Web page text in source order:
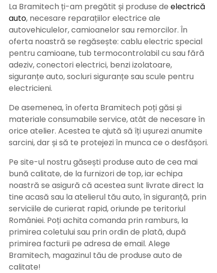
La Bramitech ți-am pregătit și produse de electrică
auto, necesare reparațiilor electrice ale
autovehiculelor, camioanelor sau remorcilor. În
oferta noastră se regăsește: cablu electric special
pentru camioane, tub termocontrolabil cu sau fără
adeziv, conectori electrici, benzi izolatoare,
siguranțe auto, socluri siguranțe sau scule pentru
electricieni.
De asemenea, în oferta Bramitech poți găsi și
materiale consumabile service, atât de necesare în
orice atelier. Acestea te ajută să îți ușurezi anumite
sarcini, dar și să te protejezi în munca ce o desfășori.
Pe site-ul nostru găsești produse auto de cea mai
bună calitate, de la furnizori de top, iar echipa
noastră se asigură că acestea sunt livrate direct la
tine acasă sau la atelierul tău auto, în siguranță, prin
serviciile de curierat rapid, oriunde pe teritoriul
României. Poți achita comanda prin ramburs, la
primirea coletului sau prin ordin de plată, după
primirea facturii pe adresa de email. Alege
Bramitech, magazinul tău de produse auto de
calitate!